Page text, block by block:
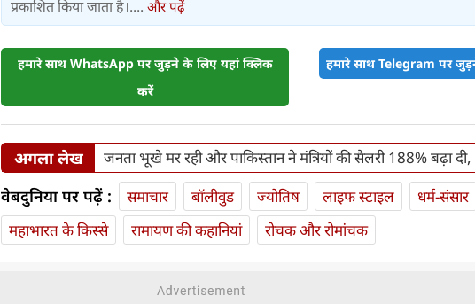
प्रकाशित किया जाता है।.... और पढ़ें
हमारे साथ WhatsApp पर जुड़ने के लिए यहां क्लिक
करें
हमारे साथ Telegram पर
अगला लेख जनता भूखे मर रही और पाकिस्तान ने मंत्रियों की सैलरी 188% बढ़ा
वेबदुनिया पर पढ़ें : समाचार बॉलीवुड ज्योतिष लाइफ स्‍टाइल
धर्म-संसार
महाभारत के किस्से
रामायण की कहानियां रोचक और रोमांचक